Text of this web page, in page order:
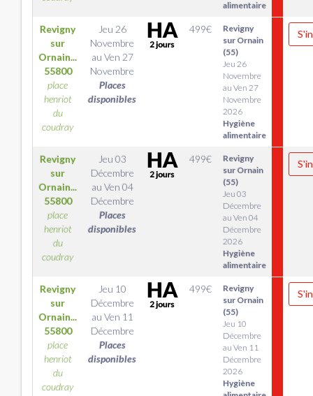
alimentaire
Revigny
sur
Ornain...
55800
place
henriot
du
coudray
Jeu 26
Novembre
au Ven 27
Novembre
Places
disponibles
499€
Revigny
sur Ornain
(55)
Jeu 26
Novembre
au Ven 27
Novembre
2026
Hygiène
alimentaire
Revigny
sur
Ornain...
55800
place
henriot
du
coudray
Jeu 03
Décembre
au Ven 04
Décembre
Places
disponibles
499€
Revigny
sur Ornain
(55)
Jeu 03
Décembre
au Ven 04
Décembre
2026
Hygiène
alimentaire
Revigny
sur
Ornain...
55800
place
henriot
du
coudray
Jeu 10
Décembre
au Ven 11
Décembre
Places
disponibles
499€
Revigny
sur Ornain
(55)
Jeu 10
Décembre
au Ven 11
Décembre
2026
Hygiène